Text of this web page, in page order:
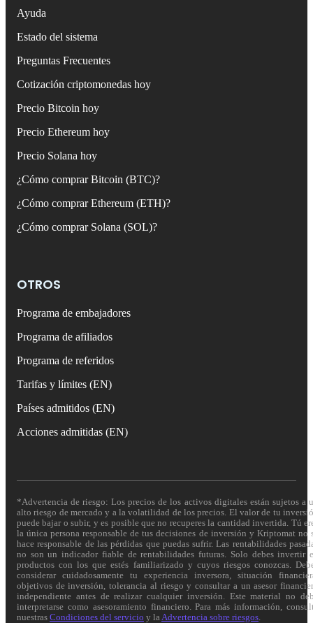
Ayuda
Estado del sistema
Preguntas Frecuentes
Cotización criptomonedas hoy
Precio Bitcoin hoy
Precio Ethereum hoy
Precio Solana hoy
¿Cómo comprar Bitcoin (BTC)?
¿Cómo comprar Ethereum (ETH)?
¿Cómo comprar Solana (SOL)?
OTROS
Programa de embajadores
Programa de afiliados
Programa de referidos
Tarifas y límites (EN)
Países admitidos (EN)
Acciones admitidas (EN)
*Advertencia de riesgo: Los precios de los activos digitales están sujetos a
alto riesgo de mercado y a la volatilidad de los precios. El valor de tu
puede bajar o subir, y es posible que no recuperes la cantidad invertida. Tú
la única persona responsable de tus decisiones de inversión y Kriptomat no
hace responsable de las pérdidas que puedas sufrir. Las rentabilidades
no son un indicador fiable de rentabilidades futuras. Solo debes invertir
productos con los que estés familiarizado y cuyos riesgos conozcas.
considerar cuidadosamente tu experiencia inversora, situación
objetivos de inversión, tolerancia al riesgo y consultar a un asesor
independiente antes de realizar cualquier inversión. Este material no
interpretarse como asesoramiento financiero. Para más información,
nuestras Condiciones del servicio y la Advertencia sobre riesgos